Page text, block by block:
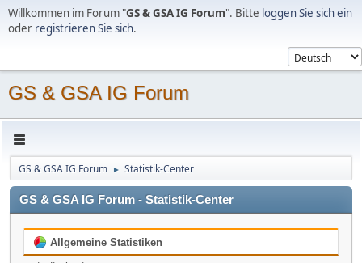
Willkommen im Forum "GS & GSA IG Forum". Bitte loggen Sie sich ein
oder registrieren Sie sich.
GS & GSA IG Forum
GS & GSA IG Forum ► Statistik-Center
GS & GSA IG Forum - Statistik-Center
Allgemeine Statistiken